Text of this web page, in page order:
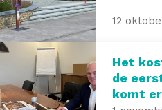
12
Het
de
komt